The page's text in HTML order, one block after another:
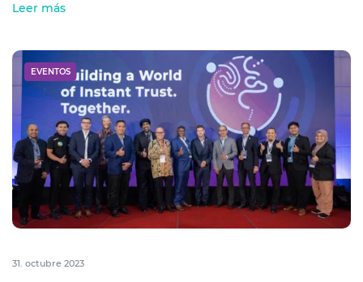
Leer más
EVENTOS
31. octubre 2023